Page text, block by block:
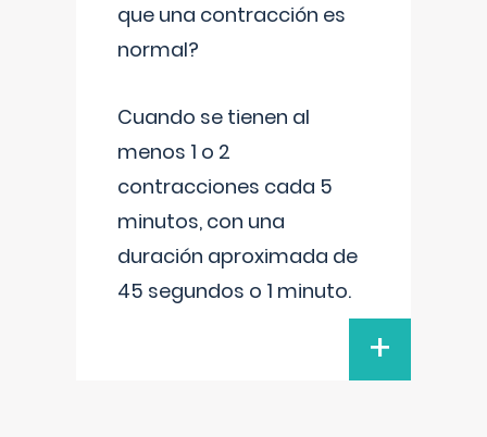
que una contracción es
normal?
Cuando se tienen al
menos 1 o 2
contracciones cada 5
minutos, con una
duración aproximada de
45 segundos o 1 minuto.
+